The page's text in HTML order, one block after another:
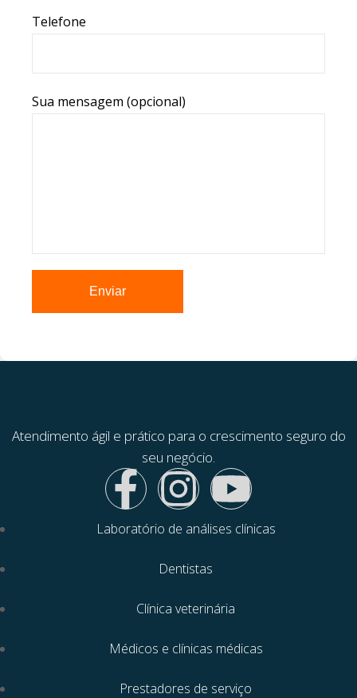
Telefone
Sua mensagem (opcional)
Atendimento ágil e prático para o crescimento seguro do
seu negócio.
Laboratório de análises clínicas
Dentistas
Clínica veterinária
Médicos e clínicas médicas
Prestadores de serviço